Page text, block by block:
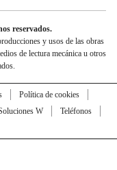
reservados.
y usos de las obras
de lectura mecánica u otros
Política de cookies
W
Teléfonos